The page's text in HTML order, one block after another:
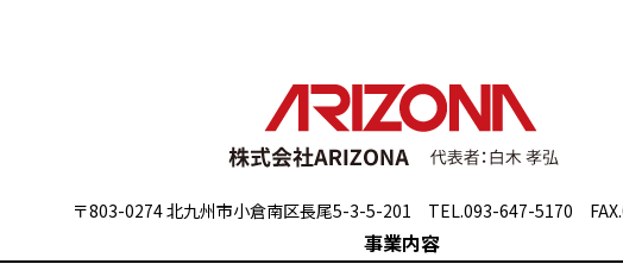
〒803-0274 北九州市小倉南区長尾5-3-5-201 TEL.093-647-5170
事業内容